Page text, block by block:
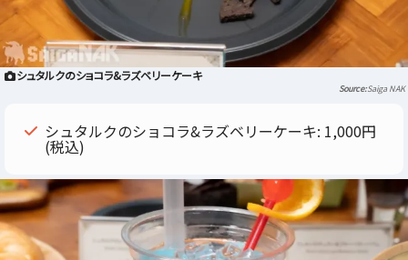
シュタルクのショコラ&ラズベリーケーキ
Saiga NAK
シュタルクのショコラ&ラズベリーケーキ: 1,000円
(税込)